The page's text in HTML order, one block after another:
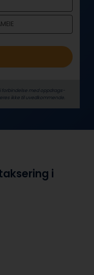
forbindelse med oppdrags­
ikke til uvedkommende.
i